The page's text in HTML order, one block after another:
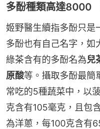
多酚種類高達8000
姬野醫生續指多酚只是
多酚也有自己名字，如
綠茶含有的多酚名為兒
原酸等。攝取多酚最簡
常吃的5種蔬菜中，以
克含有105毫克，且包
為洋蔥，每100克含有